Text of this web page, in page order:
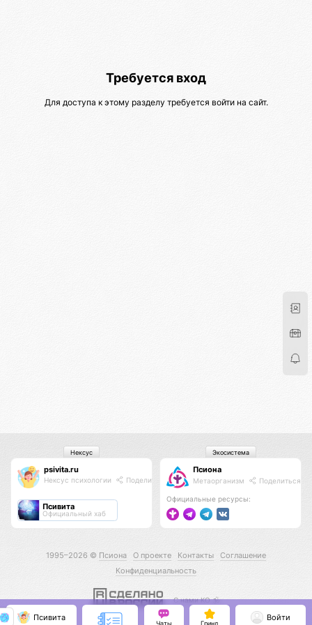
Требуется вход
Для доступа к этому разделу требуется войти на сайт.
psivita.ru
Нексус психологии Поделиться
Псивита
Официальный хаб
Нексус
Псиона
Метаорганизм Поделиться
Официальные ресурсы:
Экосистема
1995–2026 © Псиона О проекте Контакты
Соглашение
Конфиденциальность
С нами КО 🕉️
Псивита
Чаты Гринд
Войти